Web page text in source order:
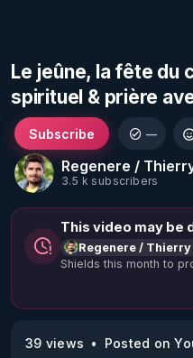
Le jeûne, la fête du
spirituel & prière
Regenere /
3.5 k subscribers
Subscribe —
This video may be
Regenere /
Shields this month to
39 views
Posted on